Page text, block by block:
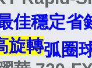
佳穩定省
旋轉弧圈